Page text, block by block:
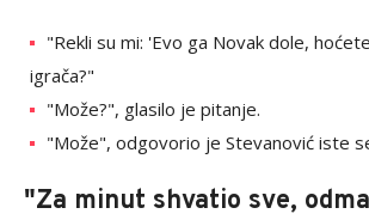
"Rekli su mi: 'Evo ga Novak dole,
igrača?"
"Može?", glasilo je pitanje.
"Može", odgovorio je Stevanović iste
"Za minut shvatio sve,